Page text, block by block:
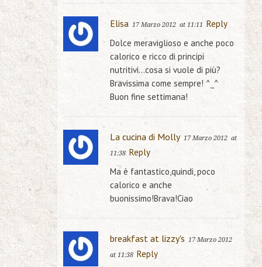
Elisa 17 Marzo 2012 at 11:11 Reply
Dolce meraviglioso e anche poco
calorico e ricco di principi
nutritivi…cosa si vuole di più?
Bravissima come sempre! ^_^
Buon fine settimana!
La cucina di Molly 17 Marzo 2012 at
11:38 Reply
Ma è fantastico,quindi, poco
calorico e anche
buonissimo!Brava!Ciao
breakfast at lizzy's 17 Marzo 2012
at 11:38 Reply